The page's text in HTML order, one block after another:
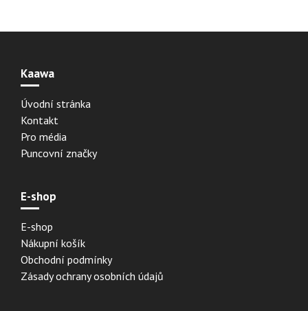
Kaawa
Úvodní stránka
Kontakt
Pro média
Puncovní značky
E-shop
E-shop
Nákupní košík
Obchodní podmínky
Zásady ochrany osobních údajů